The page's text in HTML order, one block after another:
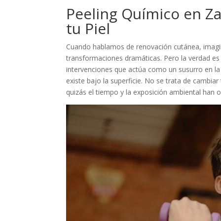
Peeling Químico en
tu Piel
Cuando hablamos de renovación cutánea,
transformaciones dramáticas. Pero la verdad
intervenciones que actúa como un susurro en
existe bajo la superficie. No se trata de
quizás el tiempo y la exposición ambiental han